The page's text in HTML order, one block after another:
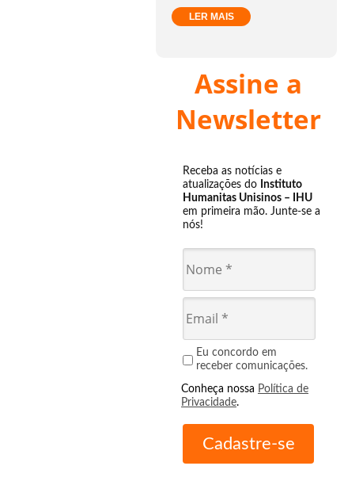
LER MAIS
Assine a
Newsletter
Receba as notícias e
atualizações do Instituto
Humanitas Unisinos – IHU
em primeira mão. Junte-se a
nós!
Eu concordo em
receber comunicações.
Conheça nossa Política de
Privacidade.